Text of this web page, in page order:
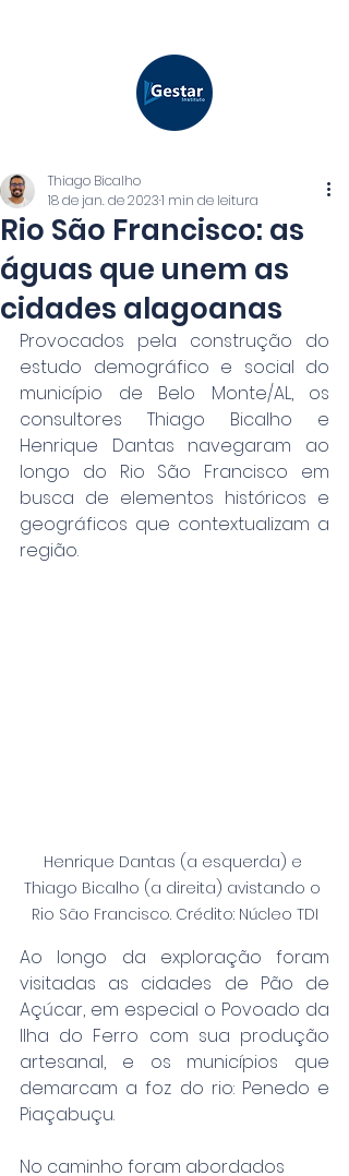
Rio São Francisco: as
águas que unem as
cidades alagoanas
Thiago Bicalho
18 de jan. de 20231 min de leitura
Provocados pela construção do
estudo demográfico e social do
município de Belo Monte/AL, os
consultores Thiago Bicalho e
Henrique Dantas navegaram ao
longo do Rio São Francisco em
busca de elementos históricos e
geográficos que contextualizam a
região.
Henrique Dantas (a esquerda) e
Thiago Bicalho (a direita) avistando o
Rio São Francisco. Crédito: Núcleo TDI
Ao longo da exploração foram
visitadas as cidades de Pão de
Açúcar, em especial o Povoado da
Ilha do Ferro com sua produção
artesanal, e os municípios que
demarcam a foz do rio: Penedo e
Piaçabuçu.
No caminho foram abordados